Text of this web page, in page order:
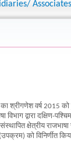
Associates
का श्रीगणेश वर्ष
द्वारा दक्षिण-
क्षेत्रीय
को विनिर्णीत